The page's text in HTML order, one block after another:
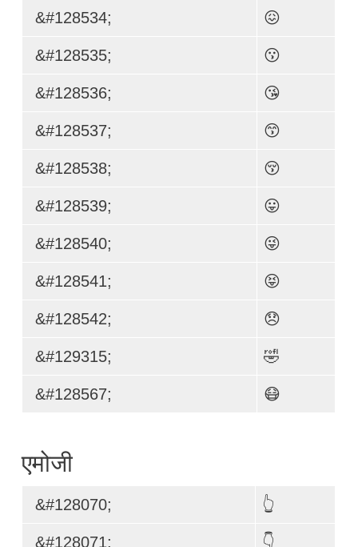
&#128534; 😖
&#128535; 😗
&#128536; 😘
&#128537; 😙
&#128538; 😚
&#128539; 😛
&#128540; 😜
&#128541; 😝
&#128542; 😞
&#129315; 🤣
&#128567; 😷
एमोजी
&#128070; 👆
&#128071; 👇